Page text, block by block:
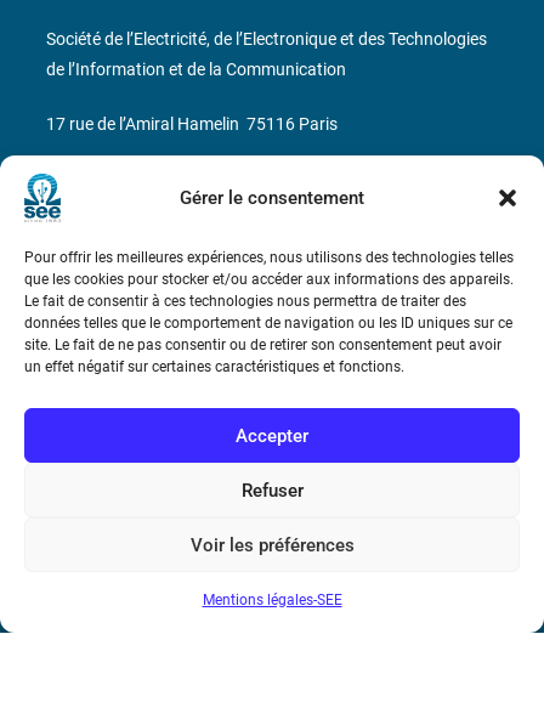
Gérer le consentement
Pour offrir les meilleures expériences, nous utilisons des technologies telles
que les cookies pour stocker et/ou accéder aux informations des appareils.
Le fait de consentir à ces technologies nous permettra de traiter des
données telles que le comportement de navigation ou les ID uniques sur ce
site. Le fait de ne pas consentir ou de retirer son consentement peut avoir
un effet négatif sur certaines caractéristiques et fonctions.
Accepter
Refuser
Voir les préférences
Mentions légales-SEE
Bicentenaire des découvertes d’André-
Conditions Générales de Vente
Mentions légales
Société de l’Electricité, de l’Electronique et des Technologies
de l’Information et de la Communication
17 rue de l’Amiral Hamelin 75116 Paris
Métro : « Boissière » Ligne 6 et « Iéna » Ligne 9
N° de SIREN : 785 393 232, Code APE : 9412Z TVA intra-
communautaire : FR44 785 393 232